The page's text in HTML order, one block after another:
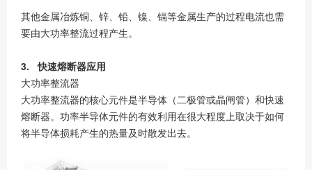
其他金属冶炼铜、锌、铅、镍、镉等金属生产的过程电流也需
要由大功率整流过程产生。
3. 快速熔断器应用
大功率整流器
大功率整流器的核心元件是半导体（二极管或晶闸管）和快速
熔断器。功率半导体元件的有效利用在很大程度上取决于如何
将半导体损耗产生的热量及时散发出去。